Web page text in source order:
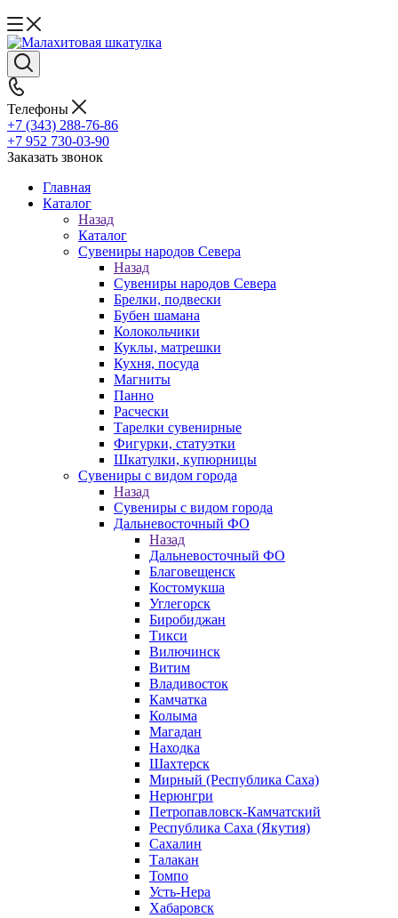
Телефоны
+7 (343) 288-76-86
+7 952 730-03-90
Заказать звонок
Главная
Каталог
Назад
Каталог
Сувениры народов Севера
Назад
Сувениры народов Севера
Брелки, подвески
Бубен шамана
Колокольчики
Куклы, матрешки
Кухня, посуда
Магниты
Панно
Расчески
Тарелки сувенирные
Фигурки, статуэтки
Шкатулки, купюрницы
Сувениры с видом города
Назад
Сувениры с видом города
Дальневосточный ФО
Назад
Дальневосточный ФО
Благовещенск
Костомукша
Углегорск
Биробиджан
Тикси
Вилючинск
Витим
Владивосток
Камчатка
Колыма
Магадан
Находка
Шахтерск
Мирный (Республика Саха)
Нерюнгри
Петропавловск-Камчатский
Республика Саха (Якутия)
Сахалин
Талакан
Томпо
Усть-Нера
Хабаровск